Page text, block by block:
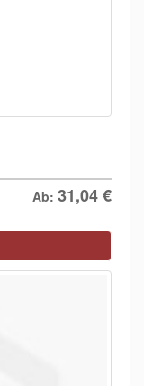
Ab: 31,04€